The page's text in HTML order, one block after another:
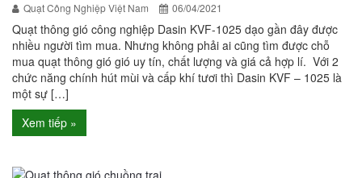
Quạt Công Nghiệp Việt Nam 06/04/2021
Quạt thông gió công nghiệp Dasin KVF-1025 dạo gần đây được
nhiều người tìm mua. Nhưng không phải ai cũng tìm được chỗ
mua quạt thông gió gió uy tín, chất lượng và giá cả hợp lí. Với 2
chức năng chính hút mùi và cấp khí tươi thì Dasin KVF – 1025 là
một sự […]
Xem tiếp »